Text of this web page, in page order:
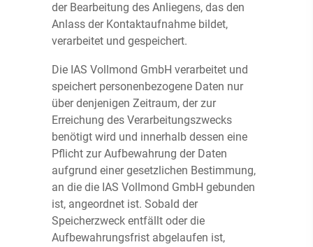
der Bearbeitung des Anliegens, das den
Anlass der Kontaktaufnahme bildet,
verarbeitet und gespeichert.
Die IAS Vollmond GmbH verarbeitet und
speichert personenbezogene Daten nur
über denjenigen Zeitraum, der zur
Erreichung des Verarbeitungszwecks
benötigt wird und innerhalb dessen eine
Pflicht zur Aufbewahrung der Daten
aufgrund einer gesetzlichen Bestimmung,
an die die IAS Vollmond GmbH gebunden
ist, angeordnet ist. Sobald der
Speicherzweck entfällt oder die
Aufbewahrungsfrist abgelaufen ist,